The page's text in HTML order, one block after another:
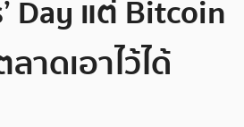
Day แต่ Bitcoin
าดเอาไว้ได้